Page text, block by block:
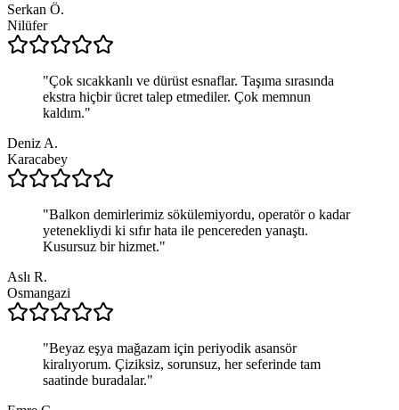
Serkan Ö.
Nilüfer
"Çok sıcakkanlı ve dürüst esnaflar. Taşıma sırasında
ekstra hiçbir ücret talep etmediler. Çok memnun
kaldım."
Deniz A.
Karacabey
"Balkon demirlerimiz sökülemiyordu, operatör o kadar
yetenekliydi ki sıfır hata ile pencereden yanaştı.
Kusursuz bir hizmet."
Aslı R.
Osmangazi
"Beyaz eşya mağazam için periyodik asansör
kiralıyorum. Çiziksiz, sorunsuz, her seferinde tam
saatinde buradalar."